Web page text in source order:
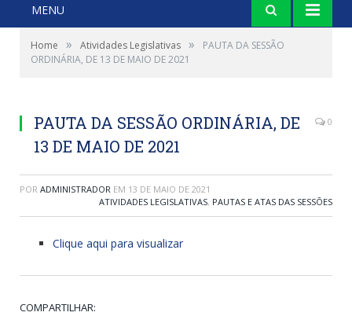
MENU
Home » Atividades Legislativas »
PAUTA DA SESSÃO
ORDINÁRIA, DE 13 DE MAIO DE 2021
PAUTA DA SESSÃO ORDINÁRIA, DE
13 DE MAIO DE 2021
0
POR ADMINISTRADOR EM 13 DE MAIO DE 2021
ATIVIDADES LEGISLATIVAS, PAUTAS E ATAS DAS SESSÕES
Clique aqui para visualizar
COMPARTILHAR: